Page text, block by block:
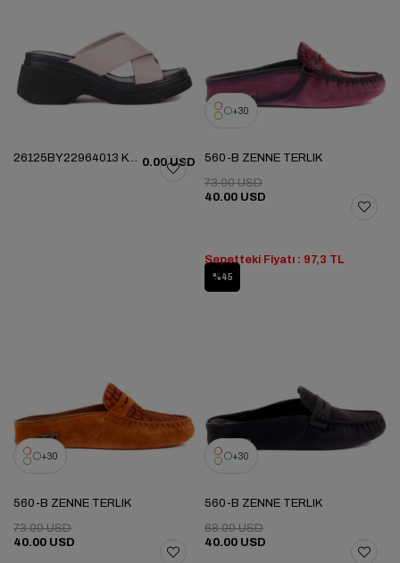
26125BY22964013 KADIN AYK 0.00 USD
30
560-B ZENNE TERLIK
40.00 USD
73.00 USD
%45
Sepetteki Fiyatı : 97,3 TL
30
560-B ZENNE TERLIK
40.00 USD
73.00 USD
30
560-B ZENNE TERLIK
40.00 USD
68.00 USD